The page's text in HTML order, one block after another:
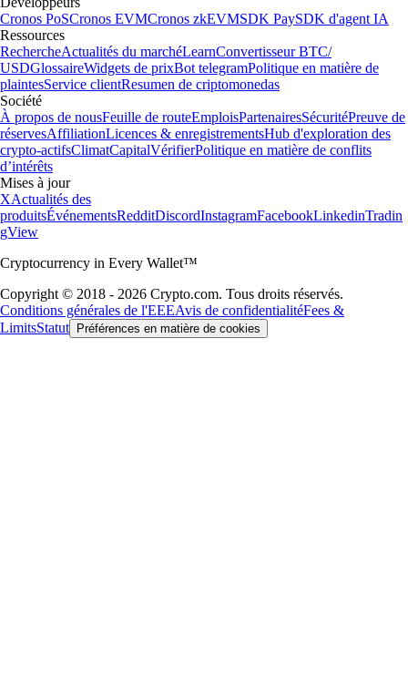
Cronos PoSCronos EVMCronos zkEVMSDK PaySDK d'agent IA
Ressources
RechercheActualités du marchéLearnConvertisseur BTC/
USDGlossaireWidgets de prixBot telegramPolitique en matière de
plaintesService clientResumen de criptomonedas
Société
À propos de nousFeuille de routeEmploisPartenairesSécuritéPreuve de
réservesAffiliationLicences & enregistrementsHub d'exploration des
crypto-actifsClimatCapitalVérifierPolitique en matière de conflits
d’intérêts
Mises à jour
XActualités des
produitsÉvénementsRedditDiscordInstagramFacebookLinkedinTradin
gView
Cryptocurrency in Every Wallet™
Copyright © 2018 - 2026 Crypto.com. Tous droits réservés.
Conditions générales de l'EEEAvis de confidentialitéFees &
LimitsStatut Préférences en matière de cookies